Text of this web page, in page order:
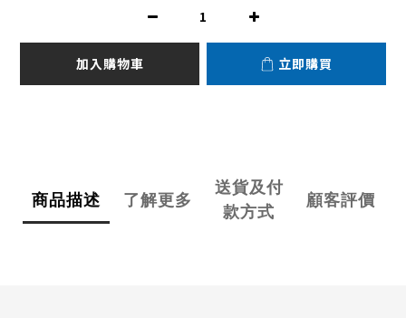
加入購物車 立即購買
商品描述 了解更多
送貨及付
款方式
顧客評價